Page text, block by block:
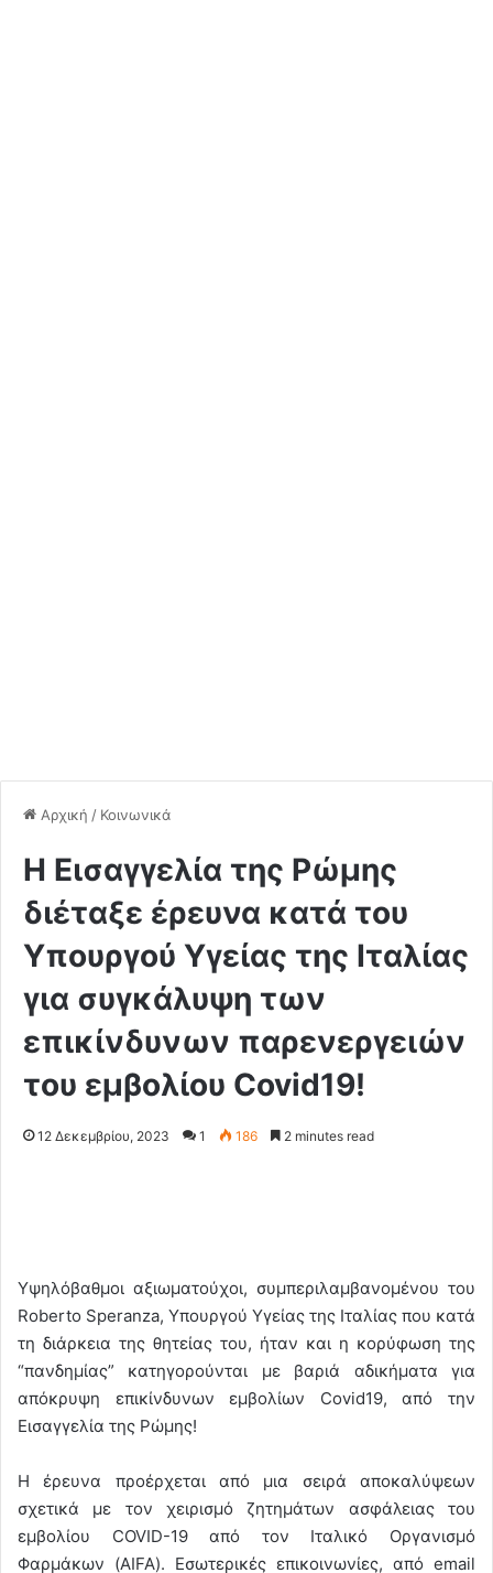
Αρχική / Κοινωνικά
Η Εισαγγελία της Ρώμης
διέταξε έρευνα κατά του
Υπουργού Υγείας της Ιταλίας
για συγκάλυψη των
επικίνδυνων παρενεργειών
του εμβολίου Covid19!
12 Δεκεμβρίου, 2023 1 186 2 minutes read
Υψηλόβαθμοι αξιωματούχοι, συμπεριλαμβανομένου του
Roberto Speranza, Υπουργού Υγείας της Ιταλίας που κατά
τη διάρκεια της θητείας του, ήταν και η κορύφωση της
“πανδημίας” κατηγορούνται με βαριά αδικήματα για
απόκρυψη επικίνδυνων εμβολίων Covid19, από την
Εισαγγελία της Ρώμης!
Η έρευνα προέρχεται από μια σειρά αποκαλύψεων
σχετικά με τον χειρισμό ζητημάτων ασφάλειας του
εμβολίου COVID-19 από τον Ιταλικό Οργανισμό
Φαρμάκων (AIFA). Εσωτερικές επικοινωνίες, από email